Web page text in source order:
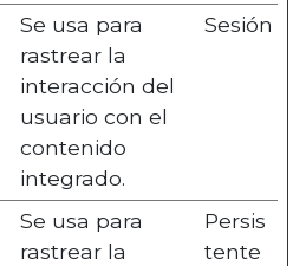
Se usa para
rastrear la
interacción del
usuario con el
contenido
integrado.
Sesión
Se usa para
rastrear la
Persis
tente